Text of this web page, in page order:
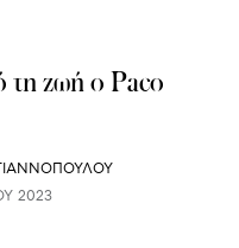
ζωή ο Paco
2023